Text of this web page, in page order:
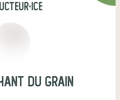
du grain